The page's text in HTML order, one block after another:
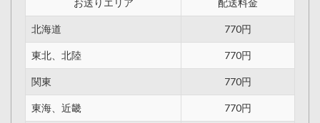
お送りエリア 配送料金
北海道 770円
東北、北陸 770円
関東 770円
東海、近畿 770円